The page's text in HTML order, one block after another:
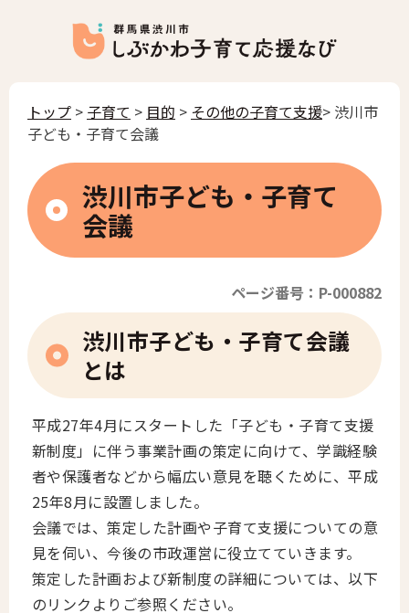
トップ > 子育て > 目的 > その他の子育て支援> 渋川市
子ども・子育て会議
渋川市子ども・子育て
会議
ページ番号：P-000882
渋川市子ども・子育て会議
とは
平成27年4月にスタートした「子ども・子育て支援
新制度」に伴う事業計画の策定に向けて、学識経験
者や保護者などから幅広い意見を聴くために、平成
25年8月に設置しました。
会議では、策定した計画や子育て支援についての意
見を伺い、今後の市政運営に役立てていきます。
策定した計画および新制度の詳細については、以下
のリンクよりご参照ください。